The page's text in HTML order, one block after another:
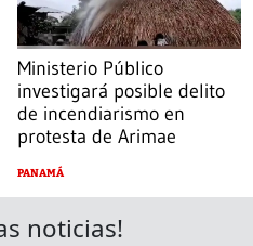
Ministerio Público
investigará posible delito
de incendiarismo en
protesta de Arimae
PANAMÁ